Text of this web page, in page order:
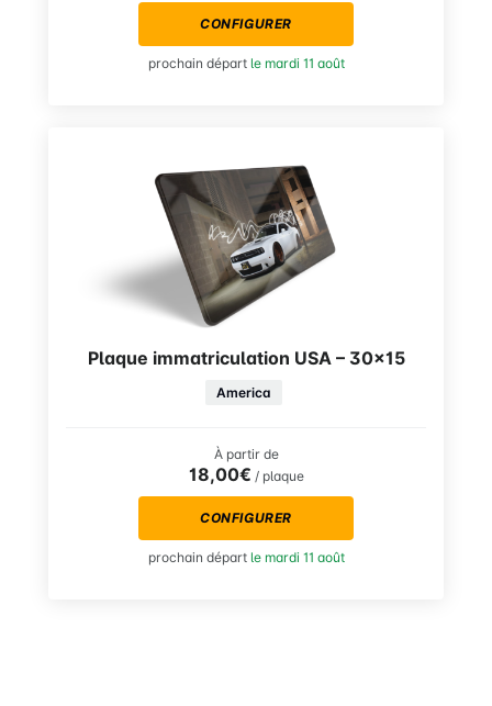
CONFIGURER
prochain départ le mardi 11 août
Plaque immatriculation USA – 30×15
America
À partir de
18,00€ / plaque
CONFIGURER
prochain départ le mardi 11 août